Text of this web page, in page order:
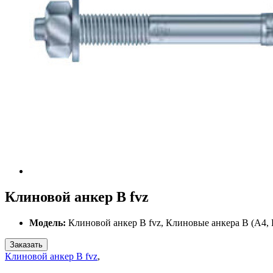
Клиновой анкер B fvz
Модель: Клиновой анкер B fvz, Клиновые анкера В (А4,
Заказать
Клиновой анкер B fvz,